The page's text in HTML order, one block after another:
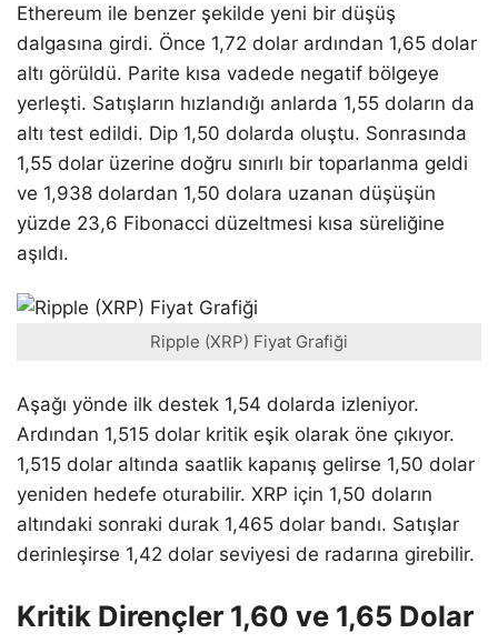
Ethereum ile benzer şekilde yeni bir düşüş
dalgasına girdi. Önce 1,72 dolar ardından 1,65 dolar
altı görüldü. Parite kısa vadede negatif bölgeye
yerleşti. Satışların hızlandığı anlarda 1,55 doların da
altı test edildi. Dip 1,50 dolarda oluştu. Sonrasında
1,55 dolar üzerine doğru sınırlı bir toparlanma geldi
ve 1,938 dolardan 1,50 dolara uzanan düşüşün
yüzde 23,6 Fibonacci düzeltmesi kısa süreliğine
aşıldı.
Ripple (XRP) Fiyat Grafiği
Aşağı yönde ilk destek 1,54 dolarda izleniyor.
Ardından 1,515 dolar kritik eşik olarak öne çıkıyor.
1,515 dolar altında saatlik kapanış gelirse 1,50 dolar
yeniden hedefe oturabilir. XRP için 1,50 doların
altındaki sonraki durak 1,465 dolar bandı. Satışlar
derinleşirse 1,42 dolar seviyesi de radarına girebilir.
Kritik Dirençler 1,60 ve 1,65 Dolar